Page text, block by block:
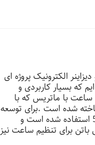
الکترونیک پروژه ای
که بسیار کاربردی و
با ماتریس که با
مگا8 ساخته شده است .برای توسعه
خروجی ها از لچ 573 استفاده شده است و
برای تنظیم ساعت نیز